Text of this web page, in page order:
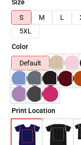
Size
S
M L
5XL
Color
Default
Print Location